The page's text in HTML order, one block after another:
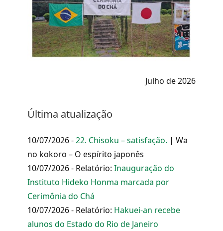
Julho de 2026
Última atualização
10/07/2026 -22. Chisoku – satisfação. | Wa
no kokoro – O espírito japonês
10/07/2026 - Relatório: Inauguração do
Instituto Hideko Honma marcada por
Cerimônia do Chá
10/07/2026 - Relatório: Hakuei-an recebe
alunos do Estado do Rio de Janeiro